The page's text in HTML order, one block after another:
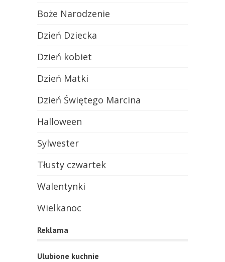
Boże Narodzenie
Dzień Dziecka
Dzień kobiet
Dzień Matki
Dzień Świętego Marcina
Halloween
Sylwester
Tłusty czwartek
Walentynki
Wielkanoc
Reklama
Ulubione kuchnie